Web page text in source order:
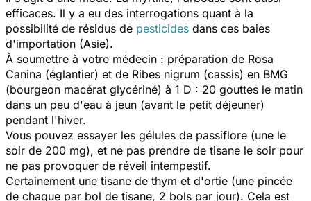
efficaces. Il y a eu des interrogations quant à la
possibilité de résidus de pesticides dans ces baies
d'importation (Asie).
À soumettre à votre médecin : préparation de Rosa
Canina (églantier) et de Ribes nigrum (cassis) en BMG
(bourgeon macérat glycériné) à 1 D : 20 gouttes le matin
dans un peu d'eau à jeun (avant le petit déjeuner)
pendant l'hiver.
Vous pouvez essayer les gélules de passiflore (une le
soir de 200 mg), et ne pas prendre de tisane le soir pour
ne pas provoquer de réveil intempestif.
Certainement une tisane de thym et d'ortie (une pincée
de chaque par bol de tisane, 2 bols par jour). Cela est